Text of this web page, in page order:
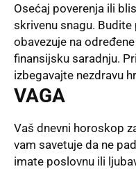
Osećaj poverenja ili
skrivenu snagu.
obavezuje na
finansijsku saradnju.
izbegavajte nezdravu
VAGA
Vaš dnevni horoskop
vam savetuje da ne
imate poslovnu ili